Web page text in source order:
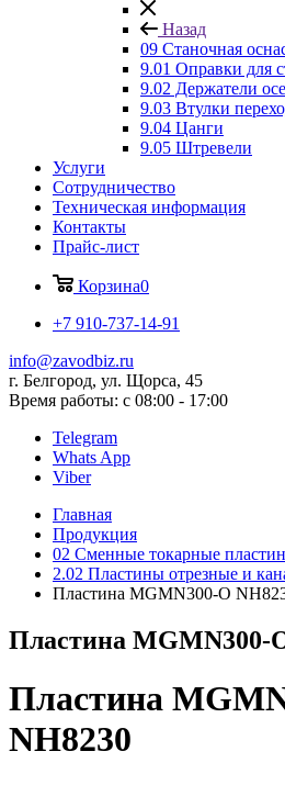
Назад
09 Станочная
9.01 Оправки для
9.02 Держатели
9.03 Втулки
9.04 Цанги
9.05 Штревели
Услуги
Сотрудничество
Техническая информация
Контакты
Прайс-лист
Корзина0
+7 910-737-14-91
info@zavodbiz.ru
г. Белгород, ул. Щорса, 45
Время работы: с 08:00 - 17:00
Telegram
Whats App
Viber
Главная
Продукция
02 Сменные токарные
2.02 Пластины отрезные и
Пластина MGMN300-O
Пластина MGMN300-
Пластина
NH8230